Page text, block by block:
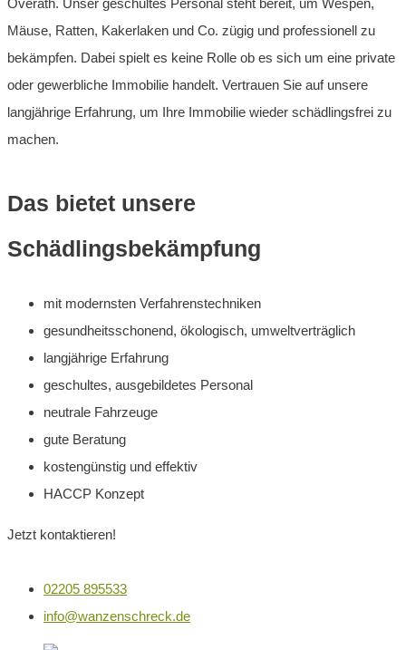
Overath. Unser geschultes Personal steht bereit, um Wespen,
Mäuse, Ratten, Kakerlaken und Co. zügig und professionell zu
bekämpfen. Dabei spielt es keine Rolle ob es sich um eine private
oder gewerbliche Immobilie handelt. Vertrauen Sie auf unsere
langjährige Erfahrung, um Ihre Immobilie wieder schädlingsfrei zu
machen.
Das bietet unsere
Schädlingsbekämpfung
mit modernsten Verfahrenstechniken
gesundheitsschonend, ökologisch, umweltverträglich
langjährige Erfahrung
geschultes, ausgebildetes Personal
neutrale Fahrzeuge
gute Beratung
kostengünstig und effektiv
HACCP Konzept
Jetzt kontaktieren!
02205 895533
info@wanzenschreck.de